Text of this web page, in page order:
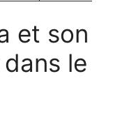
et son
le